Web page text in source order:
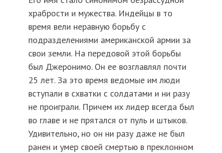
храбрости и мужества. Индейцы в то
время вели неравную борьбу с
подразделениями американской армии за
свои земли. На передовой этой борьбы
был Джеронимо. Он ее возглавлял почти
25 лет. За это время ведомые им люди
вступали в схватки с солдатами и ни разу
не проиграли. Причем их лидер всегда был
во главе и не прятался от пуль и штыков.
Удивительно, но он ни разу даже не был
ранен и умер своей смертью в преклонном